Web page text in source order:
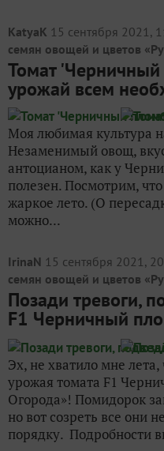
KatyaK 15 сентября 2021,
семян овощей и цветов
Томат
урожай всем
Моя любимая культура
Незаменимый овощ,
антоцианом, как у
полезен. Посмотрим,
жаркое лето. (О
можно...
IrinaN 15 сентября 2021,
семян овощей и цветов
Позади тревоги,
F1 Черничный
Эх, не хватило мне
урожая томата F1
Огорода»! Помидорок
но вот созреть все они
порядку. Подробности